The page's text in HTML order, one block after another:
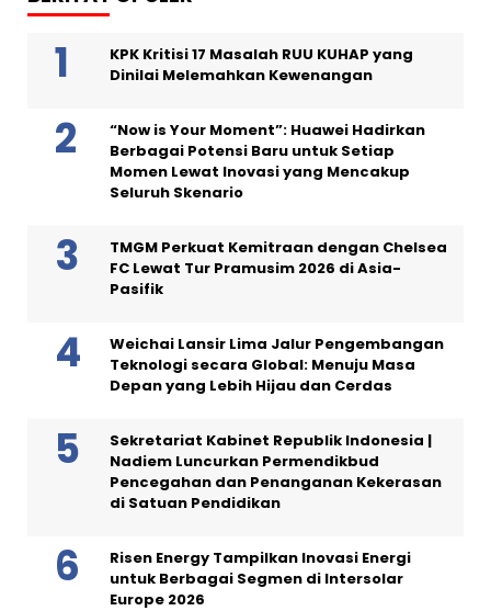
KPK Kritisi 17 Masalah RUU KUHAP yang
Dinilai Melemahkan Kewenangan
“Now is Your Moment”: Huawei Hadirkan
Berbagai Potensi Baru untuk Setiap
Momen Lewat Inovasi yang Mencakup
Seluruh Skenario
TMGM Perkuat Kemitraan dengan Chelsea
FC Lewat Tur Pramusim 2026 di Asia-
Pasifik
Weichai Lansir Lima Jalur Pengembangan
Teknologi secara Global: Menuju Masa
Depan yang Lebih Hijau dan Cerdas
Sekretariat Kabinet Republik Indonesia |
Nadiem Luncurkan Permendikbud
Pencegahan dan Penanganan Kekerasan
di Satuan Pendidikan
Risen Energy Tampilkan Inovasi Energi
untuk Berbagai Segmen di Intersolar
Europe 2026